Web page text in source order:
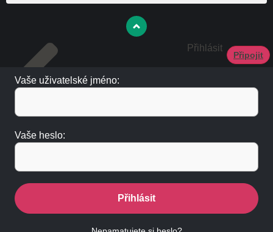
Přihlásit
Připojit
Vaše uživatelské jméno:
Vaše heslo:
Přihlásit